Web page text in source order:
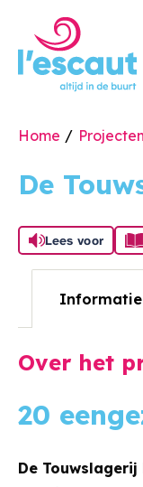
Naar hoofdinhoud
Naar
Naar zoeken
Naar de
Home Projecten
De
Lees voor
Informatie
Over het
20
De